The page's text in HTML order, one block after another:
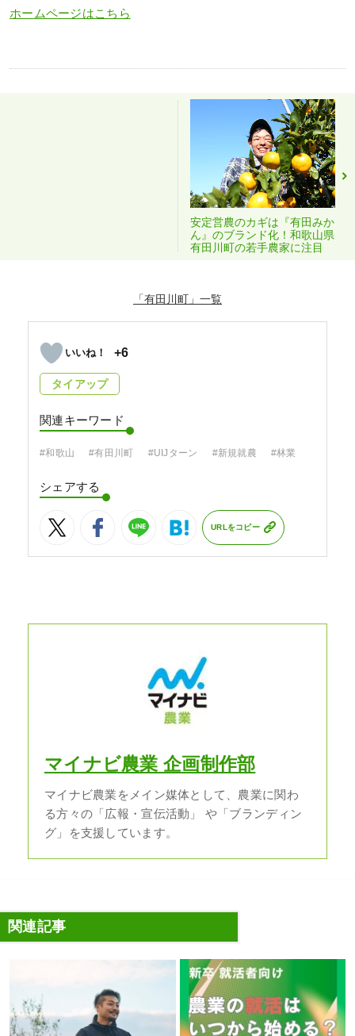
ホームページはこちら
安定営農のカギは『有田みか
ん』のブランド化！和歌山県
有田川町の若手農家に注目
「有田川町」
+6
タイアップ
関連キーワード
#和歌山 #有田川町 #UIJターン #新規就農 #林業
シェアする
URLをコピー
マイナビ農業 企画制作部
マイナビ農業をメイン媒体として、農業に関わ
る方々の「広報・宣伝活動」 や「ブランディン
グ」を支援しています。
関連記事